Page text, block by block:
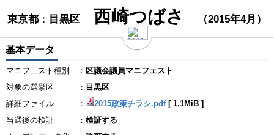
東京都： 目黒区 西崎つばさ （2015年4月）
基本データ
マニフェスト種別 ： 区議会議員マニフェスト
対象の選挙区
： 目黒区
詳細ファイル
： 2015政策チラシ.pdf[ 1.1MiB]
当選後の検証
： 検証する